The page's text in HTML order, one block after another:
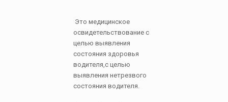
Это медицинское
освидетельствование с
целью выявления
состояния здоровья
водителя,с целью
выявления нетрезвого
состояния водителя.